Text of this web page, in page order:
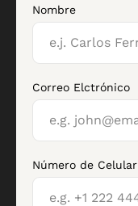
Nombre
Correo Elctrónico
Número de Celular